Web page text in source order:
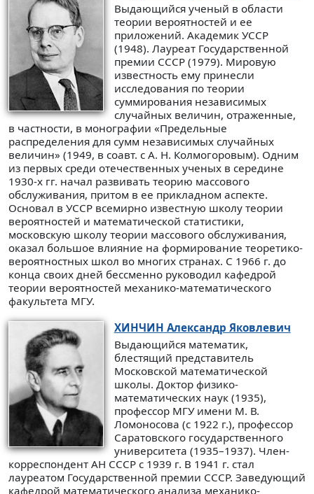
Выдающийся ученый в области
теории вероятностей и ее
приложений. Академик УССР
(1948). Лауреат Государственной
премии СССР (1979). Мировую
известность ему принесли
исследования по теории
суммирования независимых
случайных величин, отраженные,
в частности, в монографии «Предельные
распределения для сумм независимых случайных
величин» (1949, в соавт. с А. Н. Колмогоровым). Одним
из первых среди отечественных ученых в середине
1930-х гг. начал развивать теорию массового
обслуживания, притом в ее прикладном аспекте.
Основал в УССР всемирно известную школу теории
вероятностей и математической статистики,
московскую школу теории массового обслуживания,
оказал большое влияние на формирование теоретико-
вероятностных школ во многих странах. С 1966 г. до
конца своих дней бессменно руководил кафедрой
теории вероятностей механико-математического
факультета МГУ.
ХИНЧИН Александр Яковлевич
Выдающийся математик,
блестящий представитель
Московской математической
школы. Доктор физико-
математических наук (1935),
профессор МГУ имени М. В.
Ломоносова (с 1922 г.), профессор
Саратовского государственного
университета (1935–1937). Член-
корреспондент АН СССР с 1939 г. В 1941 г. стал
лауреатом Государственной премии СССР. Заведующий
кафедрой математического анализа механико-